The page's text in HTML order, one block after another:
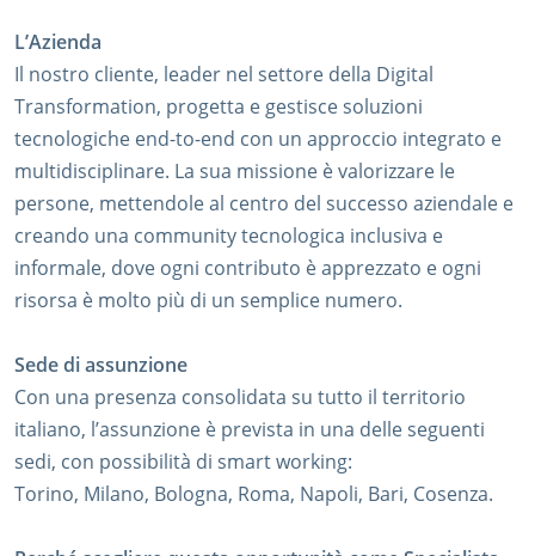
L’Azienda
Il nostro cliente, leader nel settore della Digital
Transformation, progetta e gestisce soluzioni
tecnologiche end-to-end con un approccio integrato e
multidisciplinare. La sua missione è valorizzare le
persone, mettendole al centro del successo aziendale e
creando una community tecnologica inclusiva e
informale, dove ogni contributo è apprezzato e ogni
risorsa è molto più di un semplice numero.
Sede di assunzione
Con una presenza consolidata su tutto il territorio
italiano, l’assunzione è prevista in una delle seguenti
sedi, con possibilità di smart working:
Torino, Milano, Bologna, Roma, Napoli, Bari, Cosenza.